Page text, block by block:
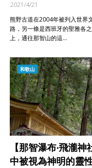
2021/4/21
熊野古道在2004年被列入世界
路，另一條是西班牙的聖雅各
上，通往那智山的這…
和歌山
【那智瀑布‧飛瀧
中被視為神明的靈